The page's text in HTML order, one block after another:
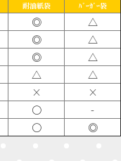
耐油紙袋 ﾊﾞｰｶﾞｰ袋
◎ △
◎ △
◎ △
△ △
× ×
〇 -
〇 ◎